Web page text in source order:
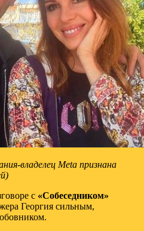
владелец Meta признана
с «Собеседником»
Георгия сильным,